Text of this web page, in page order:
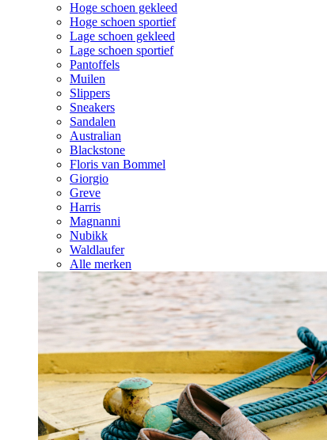
Hoge schoen gekleed
Hoge schoen sportief
Lage schoen gekleed
Lage schoen sportief
Pantoffels
Muilen
Slippers
Sneakers
Sandalen
Australian
Blackstone
Floris van Bommel
Giorgio
Greve
Harris
Magnanni
Nubikk
Waldlaufer
Alle merken